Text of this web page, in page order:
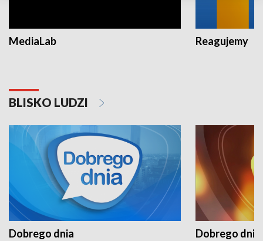
MediaLab Reagujemy
BLISKO LUDZI
Dobrego dnia Dobrego dnia